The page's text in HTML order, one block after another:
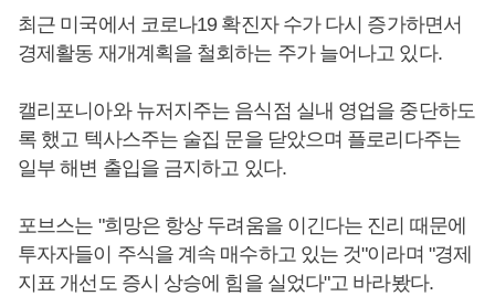
최근 미국에서 코로나19 확진자 수가 다시 증가하면서
경제활동 재개계획을 철회하는 주가 늘어나고 있다.
캘리포니아와 뉴저지주는 음식점 실내 영업을 중단하도
록 했고 텍사스주는 술집 문을 닫았으며 플로리다주는
일부 해변 출입을 금지하고 있다.
포브스는 "희망은 항상 두려움을 이긴다는 진리 때문에
투자자들이 주식을 계속 매수하고 있는 것"이라며 "경제
지표 개선도 증시 상승에 힘을 실었다"고 바라봤다.